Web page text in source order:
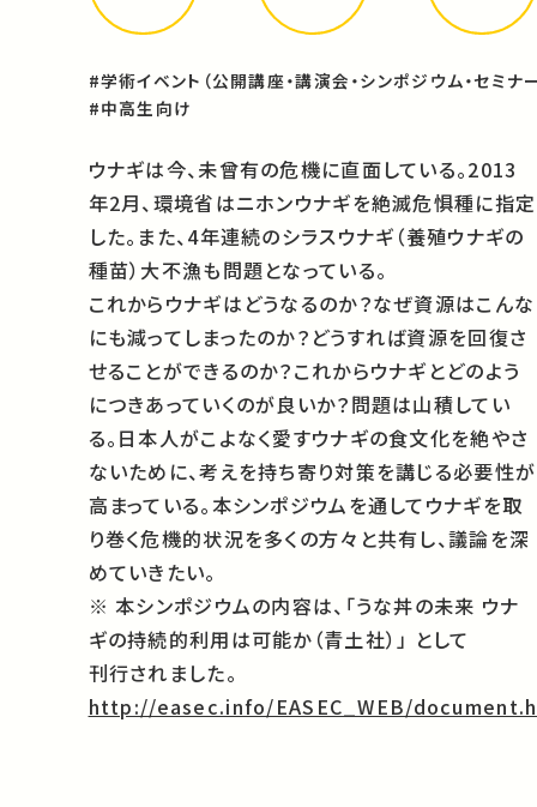
#学術イベント（公開講座・講演会・シンポジウム・セミナ
#中高生向け
ウナギは今、未曾有の危機に直面している。2013
年2月、環境省はニホンウナギを絶滅危惧種に指定
した。また、4年連続のシラスウナギ（養殖ウナギの
種苗）大不漁も問題となっている。
これからウナギはどうなるのか？なぜ資源はこんな
にも減ってしまったのか？どうすれば資源を回復さ
せることができるのか？これからウナギとどのよう
につきあっていくのが良いか？問題は山積してい
る。日本人がこよなく愛すウナギの食文化を絶やさ
ないために、考えを持ち寄り対策を講じる必要性が
高まっている。本シンポジウムを通してウナギを取
り巻く危機的状況を多くの方々と共有し、議論を深
めていきたい。
※ 本シンポジウムの内容は、「うな丼の未来 ウナ
ギの持続的利用は可能か（青土社）」 として
刊行されました。
http://easec.info/EASEC_WEB/